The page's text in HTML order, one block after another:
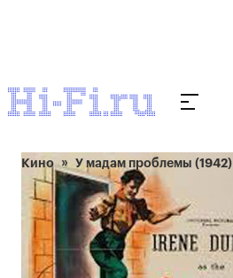
Кино У мадам проблемы (1942)